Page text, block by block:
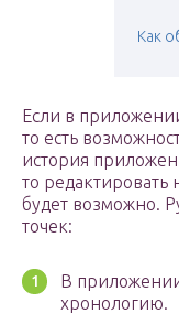
Как
Если в
то есть
история
то редактировать
будет возможно.
точек:
В
хронологию.